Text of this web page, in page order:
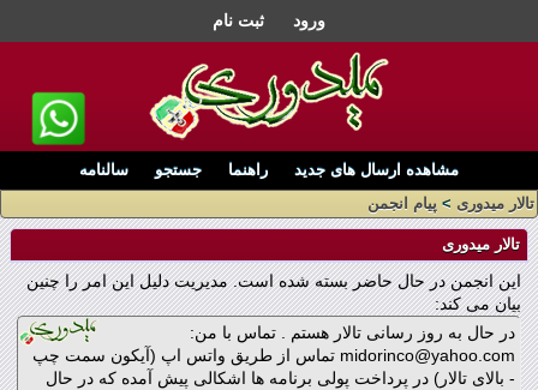
ورود ثبت نام
مشاهده ارسال های جدید راهنما جستجو
سالنامه
تالار میدوری > پیام انجمن
تالار میدوری
این انجمن در حال حاضر بسته شده است. مدیریت دلیل این امر را چنین
بیان می کند:
در حال به روز رسانی تالار هستم . تماس با من:
midorinco@yahoo.com تماس از طریق واتس اپ (آیکون سمت چپ
- بالای تالار) در پرداخت پولی برنامه ها اشکالی پیش آمده که در حال